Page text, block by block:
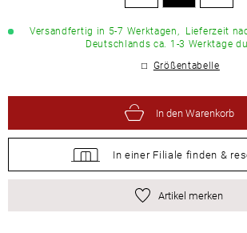
Versandfertig in 5-7 Werktagen, Lieferzeit
Deutschlands ca. 1-3 Werktage
Größentabelle
In den Warenkorb
In einer Filiale finden &
Artikel merken